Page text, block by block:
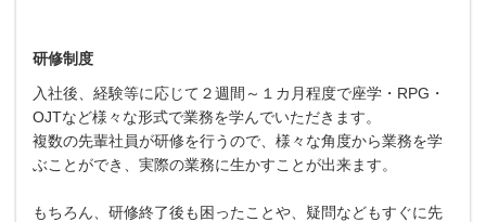
研修制度
入社後、経験等に応じて２週間～１カ月程度で座学・RPG・
OJTなど様々な形式で業務を学んでいただきます。
複数の先輩社員が研修を行うので、様々な角度から業務を学
ぶことができ、実際の業務に生かすことが出来ます。
もちろん、研修終了後も困ったことや、疑問などもすぐに先